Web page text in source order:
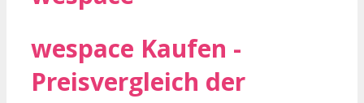
wespace Kaufen -
Preisvergleich der